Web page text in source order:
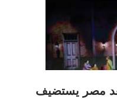
مصر يستضيف